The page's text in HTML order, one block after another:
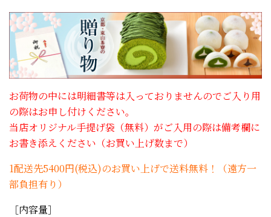
お荷物の中には明細書等は入っておりませんのでご入り用
の際はお申し付けください。
当店オリジナル手提げ袋（無料）がご入用の際は備考欄に
お書き添えください（お買い上げ数まで）
1配送先5400円(税込)のお買い上げで送料無料！（遠方一
部負担有り）
［内容量］